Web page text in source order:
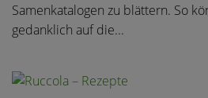
Samenkatalogen zu blättern. So
gedanklich auf die...